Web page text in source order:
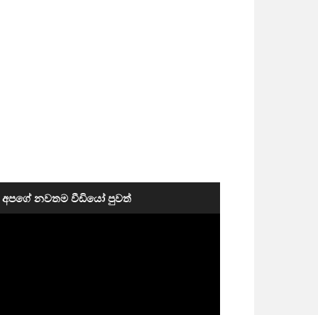
අපගේ නවතම වීඩියෝ පුවත්